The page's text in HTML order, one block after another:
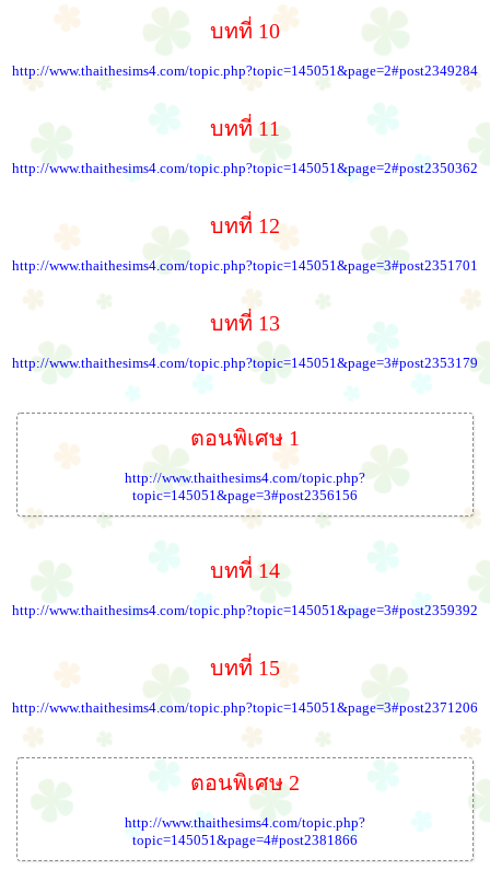
บทที่ 10
http://www.thaithesims4.com/topic.php?topic=145051&page=2#post2349284
บทที่ 11
http://www.thaithesims4.com/topic.php?topic=145051&page=2#post2350362
บทที่ 12
http://www.thaithesims4.com/topic.php?topic=145051&page=3#post2351701
บทที่ 13
http://www.thaithesims4.com/topic.php?topic=145051&page=3#post2353179
ตอนพิเศษ 1
http://www.thaithesims4.com/topic.php?
topic=145051&page=3#post2356156
บทที่ 14
http://www.thaithesims4.com/topic.php?topic=145051&page=3#post2359392
บทที่ 15
http://www.thaithesims4.com/topic.php?topic=145051&page=3#post2371206
ตอนพิเศษ 2
http://www.thaithesims4.com/topic.php?
topic=145051&page=4#post2381866